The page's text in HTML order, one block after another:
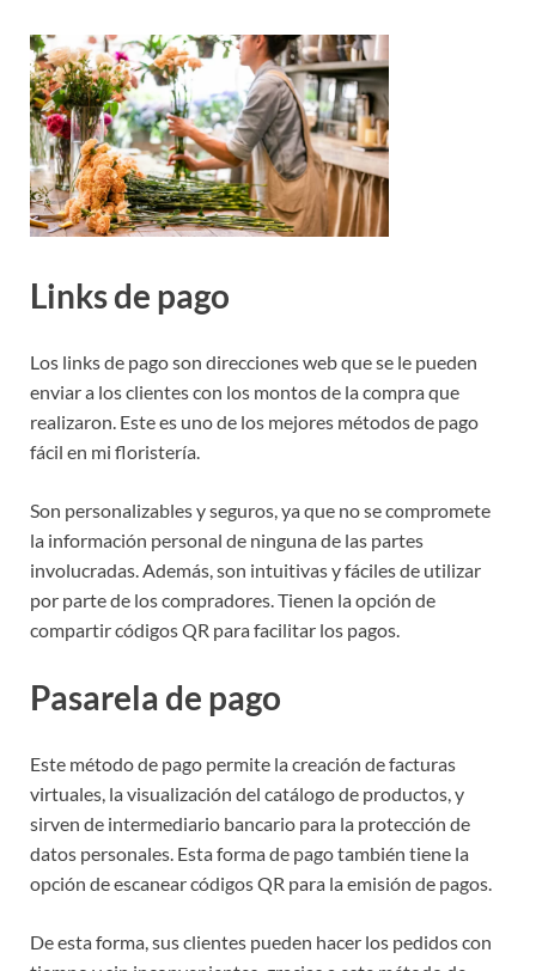
Links de pago
Los links de pago son direcciones web que se le pueden
enviar a los clientes con los montos de la compra que
realizaron. Este es uno de los mejores métodos de pago
fácil en mi floristería.
Son personalizables y seguros, ya que no se compromete
la información personal de ninguna de las partes
involucradas. Además, son intuitivas y fáciles de utilizar
por parte de los compradores. Tienen la opción de
compartir códigos QR para facilitar los pagos.
Pasarela de pago
Este método de pago permite la creación de facturas
virtuales, la visualización del catálogo de productos, y
sirven de intermediario bancario para la protección de
datos personales. Esta forma de pago también tiene la
opción de escanear códigos QR para la emisión de pagos.
De esta forma, sus clientes pueden hacer los pedidos con